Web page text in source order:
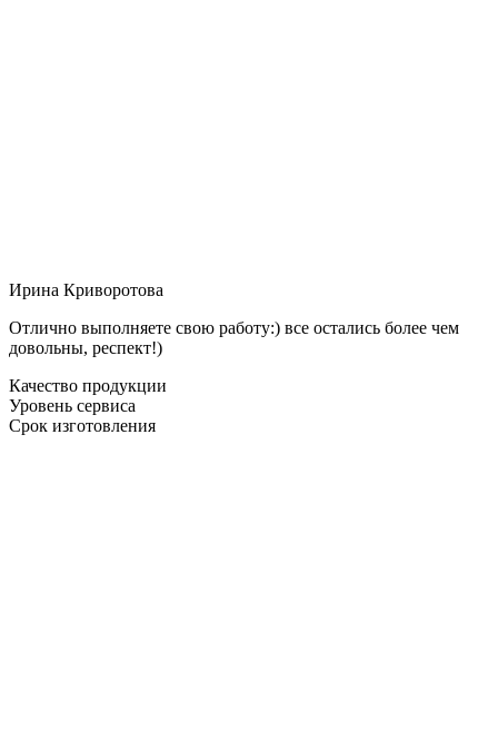
Ирина Криворотова
Отлично выполняете свою работу:) все остались более чем
довольны, респект!)
Качество продукции
Уровень сервиса
Срок изготовления